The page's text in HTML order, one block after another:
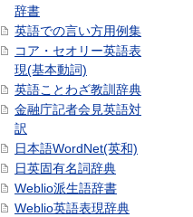
辞書
英語での言い方用例集
コア・セオリー英語表
現(基本動詞)
英語ことわざ教訓辞典
金融庁記者会見英語対
訳
日本語WordNet(英和)
日英固有名詞辞典
Weblio派生語辞書
Weblio英語表現辞典